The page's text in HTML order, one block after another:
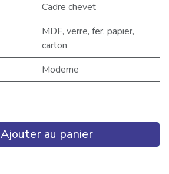
Cadre chevet
MDF, verre, fer, papier,
carton
Moderne
Ajouter au panier